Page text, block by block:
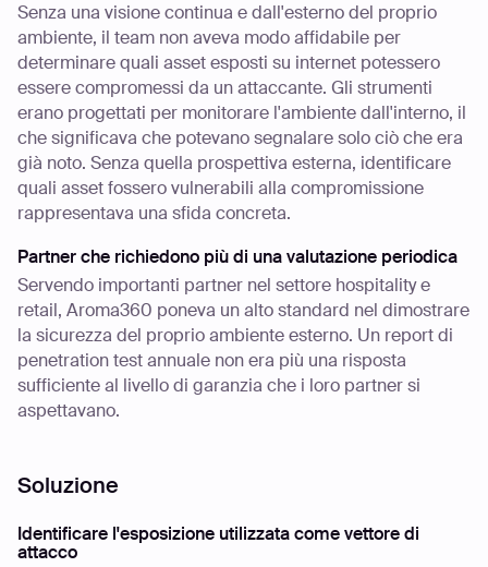
Senza una visione continua e dall'esterno del proprio
ambiente, il team non aveva modo affidabile per
determinare quali asset esposti su internet potessero
essere compromessi da un attaccante. Gli strumenti
erano progettati per monitorare l'ambiente dall'interno, il
che significava che potevano segnalare solo ciò che era
già noto. Senza quella prospettiva esterna, identificare
quali asset fossero vulnerabili alla compromissione
rappresentava una sfida concreta.
Partner che richiedono più di una valutazione periodica
Servendo importanti partner nel settore hospitality e
retail, Aroma360 poneva un alto standard nel dimostrare
la sicurezza del proprio ambiente esterno. Un report di
penetration test annuale non era più una risposta
sufficiente al livello di garanzia che i loro partner si
aspettavano.
Soluzione
Identificare l'esposizione utilizzata come vettore di
attacco